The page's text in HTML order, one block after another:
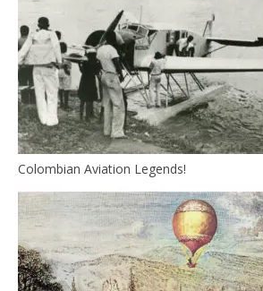
Colombian Aviation Legends!